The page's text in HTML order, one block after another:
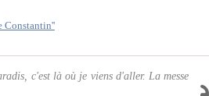
c'est là où je viens d'aller. La messe